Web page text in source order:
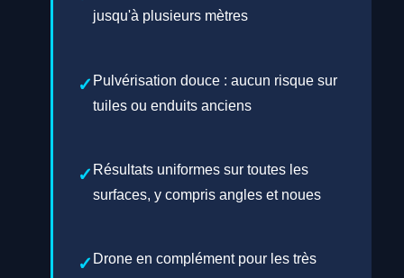
jusqu'à plusieurs mètres
Pulvérisation douce : aucun risque sur
tuiles ou enduits anciens
Résultats uniformes sur toutes les
surfaces, y compris angles et noues
Drone en complément pour les très